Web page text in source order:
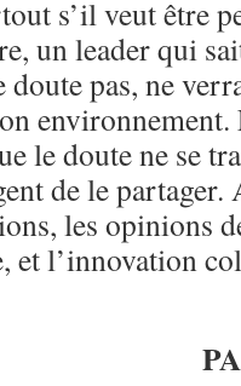
s’il veut être
un leader qui
pas, ne
environnement.
le doute ne se
de le
les opinions
et l’innovation